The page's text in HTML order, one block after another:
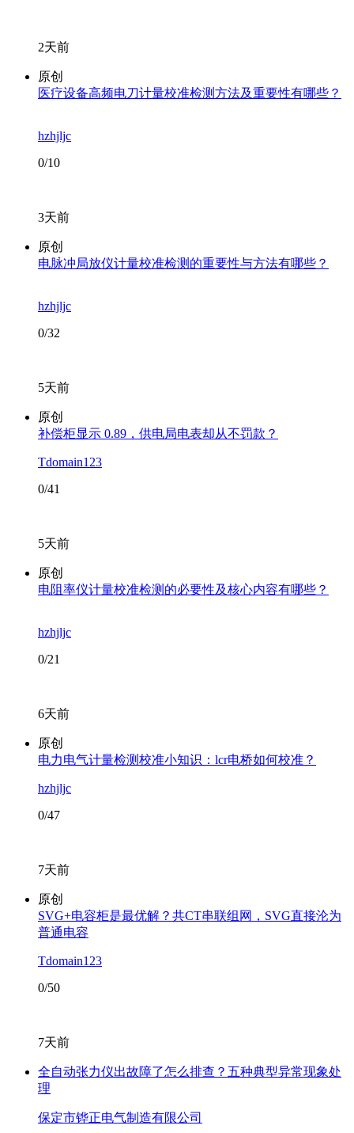
2天前
原创
医疗设备高频电刀计量校准检测方法及重要性有哪些？
hzhjljc
0/10
3天前
原创
电脉冲局放仪计量校准检测的重要性与方法有哪些？
hzhjljc
0/32
5天前
原创
补偿柜显示 0.89，供电局电表却从不罚款？
Tdomain123
0/41
5天前
原创
电阻率仪计量校准检测的必要性及核心内容有哪些？
hzhjljc
0/21
6天前
原创
电力电气计量检测校准小知识：lcr电桥如何校准？
hzhjljc
0/47
7天前
原创
SVG+电容柜是最优解？共CT串联组网，SVG直接沦为
普通电容
Tdomain123
0/50
7天前
全自动张力仪出故障了怎么排查？五种典型异常现象处
理
保定市铧正电气制造有限公司